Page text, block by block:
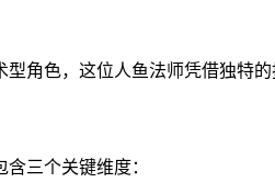
型角色，这位人鱼法师凭借独特
三个关键维度：